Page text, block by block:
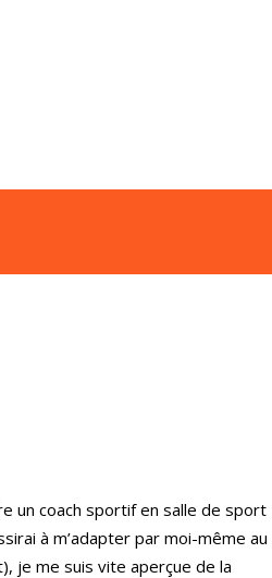
un coach sportif en salle de sport
à m’adapter par moi-même au
je me suis vite aperçue de la